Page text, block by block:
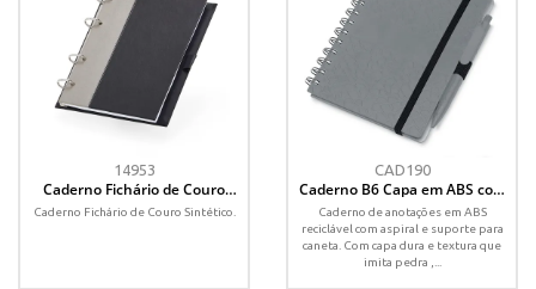
14953
Caderno Fichário de Couro
Sintético
Caderno Fichário de Couro Sintético.
CAD190
Caderno B6 Capa em ABS com
Caneta
Caderno de anotações em ABS
reciclável com aspiral e suporte para
caneta. Com capa dura e textura que
imita pedra ,...